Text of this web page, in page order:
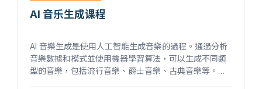
AI 音乐生成课程
AI 音樂生成是使用人工智能生成音樂的過程。通過分析
音樂數據和模式並使用機器學習算法，可以生成不同類
型的音樂，包括流行音樂、爵士音樂、古典音樂等。這